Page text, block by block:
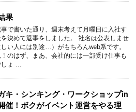
果
で書いた通り、週末考えて月曜日に入社す
決めて返事をしました。 社名は公表しませ
い人には別途…）がもちろんweb系です。
のはず。まあ、会社的には一部受け仕事も
しょ …
キ・シンキング・ワークショップin
催！ボクがイベント運営をやる理